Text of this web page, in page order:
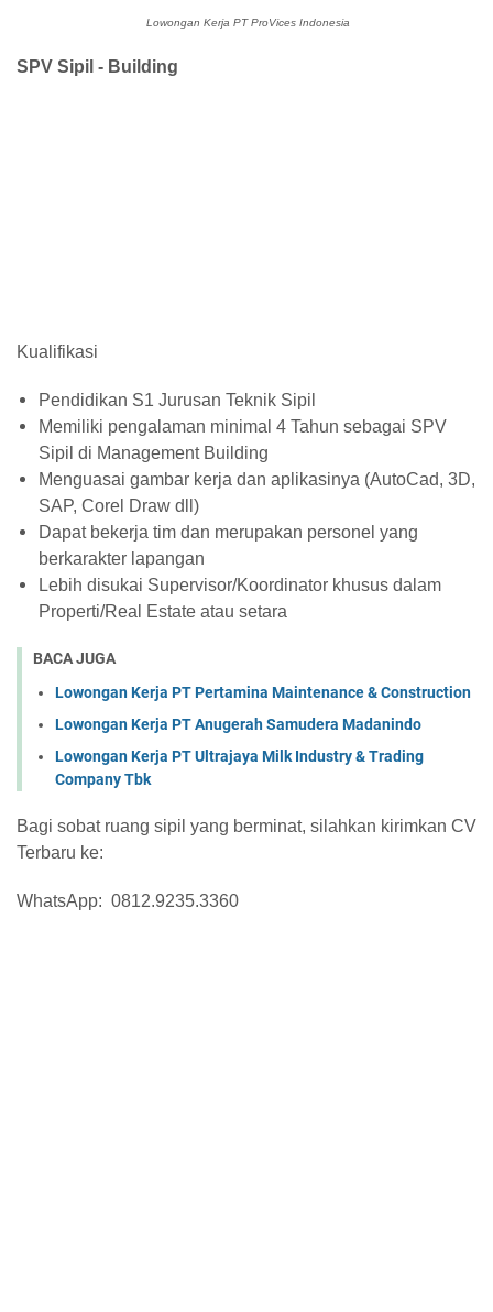
Lowongan Kerja PT ProVices Indonesia
SPV Sipil - Building
Kualifikasi
Pendidikan S1 Jurusan Teknik Sipil
Memiliki pengalaman minimal 4 Tahun sebagai SPV
Sipil di Management Building
Menguasai gambar kerja dan aplikasinya (AutoCad, 3D,
SAP, Corel Draw dll)
Dapat bekerja tim dan merupakan personel yang
berkarakter lapangan
Lebih disukai Supervisor/Koordinator khusus dalam
Properti/Real Estate atau setara
BACA JUGA
Lowongan Kerja PT Pertamina Maintenance & Construction
Lowongan Kerja PT Anugerah Samudera Madanindo
Lowongan Kerja PT Ultrajaya Milk Industry & Trading
Company Tbk
Bagi sobat ruang sipil yang berminat, silahkan kirimkan CV
Terbaru ke:
WhatsApp: 0812.9235.3360